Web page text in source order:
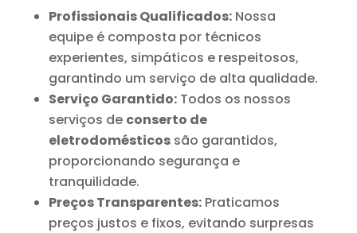
Profissionais Qualificados:Nossa
equipe é composta por técnicos
experientes, simpáticos e respeitosos,
garantindo um serviço de alta qualidade.
Serviço Garantido:Todos os nossos
serviços de conserto de
eletrodomésticossão garantidos,
proporcionando segurança e
tranquilidade.
Preços Transparentes:Praticamos
preços justos e fixos, evitando surpresas